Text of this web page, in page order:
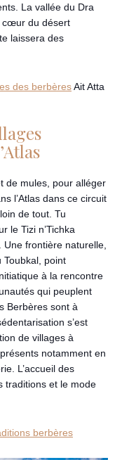
La vallée du Dra
cœur du désert
laissera des
des berbèresAit Atta
de mules, pour alléger
l’Atlas dans ce circuit
de tout. Tu
le Tizi n’Tichka
frontière naturelle,
Toubkal, point
à la rencontre
qui peuplent
Berbères sont à
s’est
de villages à
notamment en
L’accueil des
traditions et le mode
berbères